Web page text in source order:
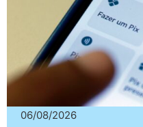
06/08/2026